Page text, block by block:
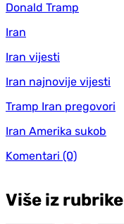
Donald Tramp
Iran
Iran vijesti
Iran najnovije vijesti
Tramp Iran pregovori
Iran Amerika sukob
Komentari (0)
Više iz rubrike